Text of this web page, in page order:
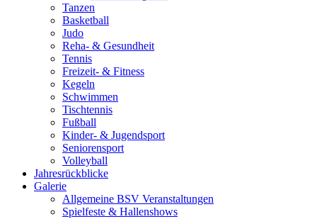
Tanzen
Basketball
Judo
Reha- & Gesundheit
Tennis
Freizeit- & Fitness
Kegeln
Schwimmen
Tischtennis
Fußball
Kinder- & Jugendsport
Seniorensport
Volleyball
Jahresrückblicke
Galerie
Allgemeine BSV Veranstaltungen
Spielfeste & Hallenshows